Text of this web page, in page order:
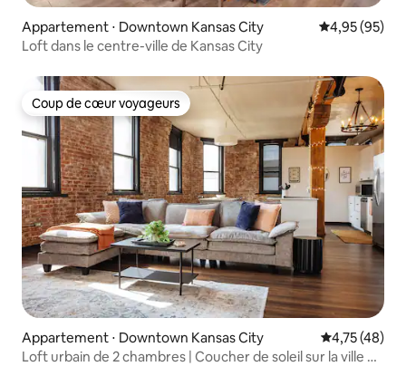
Appartement ⋅ Downtown Kansas City Évaluation
4,95 (95)
Loft dans le centre-ville de Kansas City
Coup de cœur voyageurs
Coup de cœur voyageurs
Appartement ⋅ Downtown Kansas City Évaluation
4,75 (48)
Loft urbain de 2 chambres | Coucher de soleil sur la ville +